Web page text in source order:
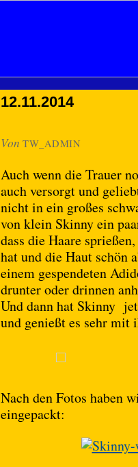
12.11.2014
Von TW_ADMIN
Auch wenn die Trauer
auch versorgt und
nicht in ein großes
von klein Skinny ein
dass die Haare
hat und die Haut schön
einem gespendeten
drunter oder drinnen
Und dann hat Skinny
und genießt es sehr
Nach den Fotos haben
eingepackt: